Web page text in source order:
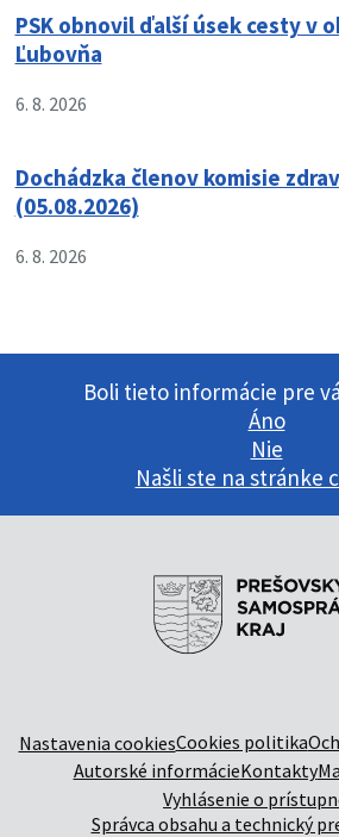
PSK obnovil ďalší úsek cesty v
Ľubovňa
6. 8. 2026
Dochádzka členov komisie
(05.08.2026)
6. 8. 2026
Boli tieto informácie pre
Áno
Nie
Našli ste na stránke
Nastavenia cookiesCookies politika
Autorské informácieKontakty
Vyhlásenie o
Správca obsahu a technický